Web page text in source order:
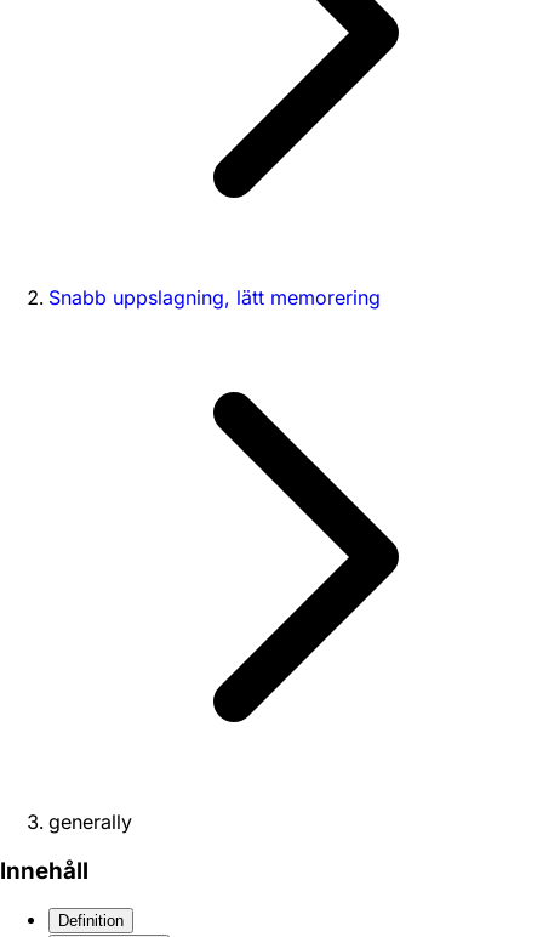
Snabb uppslagning, lätt memorering
generally
Innehåll
Definition